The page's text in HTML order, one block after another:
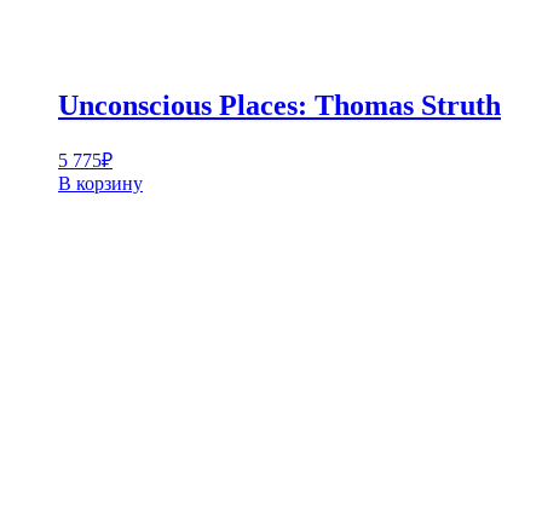
Unconscious Places: Thomas Struth
5 775₽
В корзину